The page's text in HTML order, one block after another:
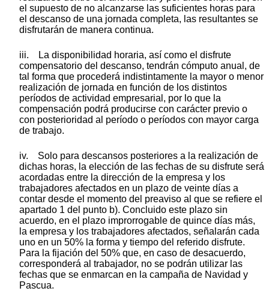
el supuesto de no alcanzarse las suficientes horas para
el descanso de una jornada completa, las resultantes se
disfrutarán de manera continua.
iii. La disponibilidad horaria, así como el disfrute
compensatorio del descanso, tendrán cómputo anual, de
tal forma que procederá indistintamente la mayor o menor
realización de jornada en función de los distintos
períodos de actividad empresarial, por lo que la
compensación podrá producirse con carácter previo o
con posterioridad al período o períodos con mayor carga
de trabajo.
iv. Solo para descansos posteriores a la realización de
dichas horas, la elección de las fechas de su disfrute será
acordadas entre la dirección de la empresa y los
trabajadores afectados en un plazo de veinte días a
contar desde el momento del preaviso al que se refiere el
apartado 1 del punto b). Concluido este plazo sin
acuerdo, en el plazo improrrogable de quince días más,
la empresa y los trabajadores afectados, señalarán cada
uno en un 50% la forma y tiempo del referido disfrute.
Para la fijación del 50% que, en caso de desacuerdo,
corresponderá al trabajador, no se podrán utilizar las
fechas que se enmarcan en la campaña de Navidad y
Pascua.